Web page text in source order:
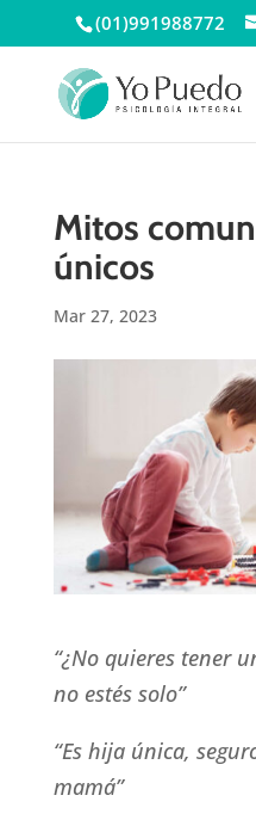
(01)991988772
Mitos
únicos
Mar 27, 2023
“¿No quieres tener
no estés solo”
“Es hija única,
mamá”